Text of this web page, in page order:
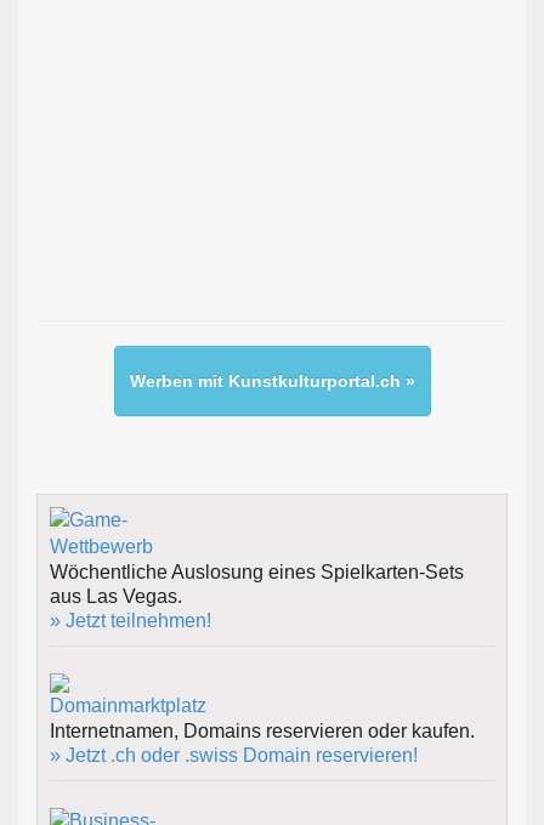
Werben mit Kunstkulturportal.ch »
Wöchentliche Auslosung eines Spielkarten-Sets
aus Las Vegas.
» Jetzt teilnehmen!
Internetnamen, Domains reservieren oder kaufen.
» Jetzt .ch oder .swiss Domain reservieren!